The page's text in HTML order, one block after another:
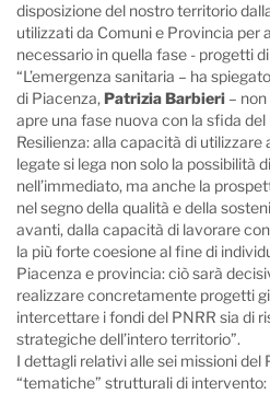
disposizione del nostro territorio
utilizzati da Comuni e Provincia per
necessario in quella fase - progetti
“L’emergenza sanitaria – ha
di Piacenza, Patrizia Barbieri –
apre una fase nuova con la sfida
Resilienza: alla capacità di utilizzare
legate si lega non solo la possibilità
nell’immediato, ma anche la
nel segno della qualità e della
avanti, dalla capacità di lavorare
la più forte coesione al fine di
Piacenza e provincia: ciò sarà
realizzare concretamente progetti
intercettare i fondi del PNRR sia di
strategiche dell’intero territorio”.
I dettagli relativi alle sei missioni del
“tematiche” strutturali di